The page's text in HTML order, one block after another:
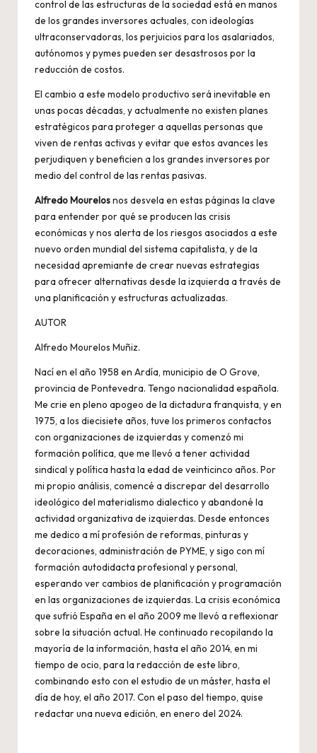
control de las estructuras de la sociedad está en manos
de los grandes inversores actuales, con ideologías
ultraconservadoras, los perjuicios para los asalariados,
autónomos y pymes pueden ser desastrosos por la
reducción de costos.
El cambio a este modelo productivo será inevitable en
unas pocas décadas, y actualmente no existen planes
estratégicos para proteger a aquellas personas que
viven de rentas activas y evitar que estos avances les
perjudiquen y beneficien a los grandes inversores por
medio del control de las rentas pasivas.
Alfredo Mourelosnos desvela en estas páginas la clave
para entender por qué se producen las crisis
económicas y nos alerta de los riesgos asociados a este
nuevo orden mundial del sistema capitalista, y de la
necesidad apremiante de crear nuevas estrategias
para ofrecer alternativas desde la izquierda a través de
una planificación y estructuras actualizadas.
AUTOR
Alfredo Mourelos Muñiz.
Nací en el año 1958 en Ardía, municipio de O Grove,
provincia de Pontevedra. Tengo nacionalidad española.
Me crie en pleno apogeo de la dictadura franquista, y en
1975, a los diecisiete años, tuve los primeros contactos
con organizaciones de izquierdas y comenzó mi
formación política, que me llevó a tener actividad
sindical y política hasta la edad de veinticinco años. Por
mi propio análisis, comencé a discrepar del desarrollo
ideológico del materialismo dialectico y abandoné la
actividad organizativa de izquierdas. Desde entonces
me dedico a mí profesión de reformas, pinturas y
decoraciones, administración de PYME, y sigo con mí
formación autodidacta profesional y personal,
esperando ver cambios de planificación y programación
en las organizaciones de izquierdas. La crisis económica
que sufrió España en el año 2009 me llevó a reflexionar
sobre la situación actual. He continuado recopilando la
mayoría de la información, hasta el año 2014, en mi
tiempo de ocio, para la redacción de este libro,
combinando esto con el estudio de un máster, hasta el
día de hoy, el año 2017. Con el paso del tiempo, quise
redactar una nueva edición, en enero del 2024.